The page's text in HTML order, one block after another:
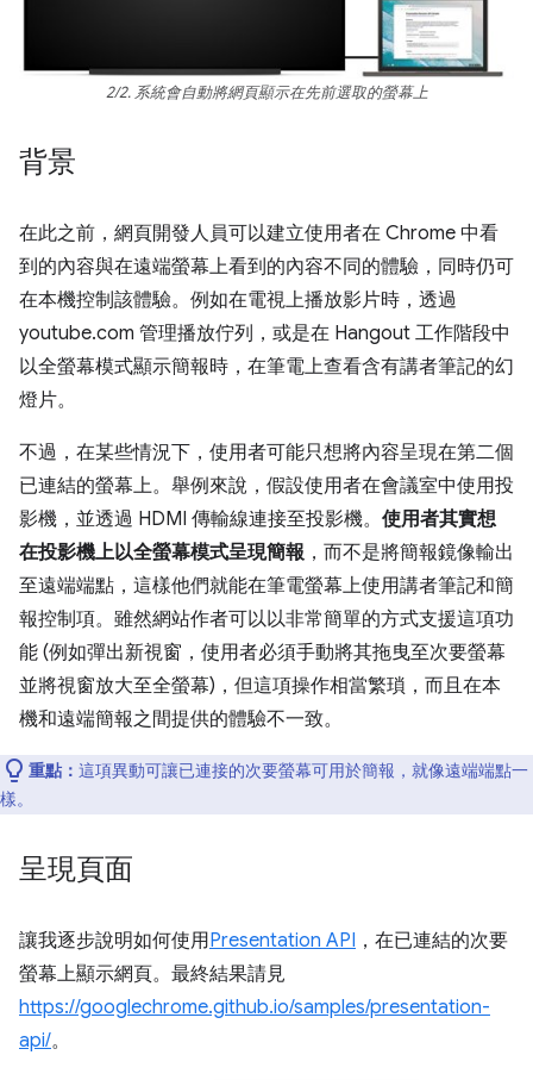
2/2. 系統會自動將網頁顯示在先前選取的螢幕上
背景
在此之前，網頁開發人員可以建立使用者在 Chrome 中看
到的內容與在遠端螢幕上看到的內容不同的體驗，同時仍可
在本機控制該體驗。例如在電視上播放影片時，透過
youtube.com 管理播放佇列，或是在 Hangout 工作階段中
以全螢幕模式顯示簡報時，在筆電上查看含有講者筆記的幻
燈片。
不過，在某些情況下，使用者可能只想將內容呈現在第二個
已連結的螢幕上。舉例來說，假設使用者在會議室中使用投
影機，並透過 HDMI 傳輸線連接至投影機。 使用者其實想
在投影機上以全螢幕模式呈現簡報 ，而不是將簡報鏡像輸出
至遠端端點，這樣他們就能在筆電螢幕上使用講者筆記和簡
報控制項。雖然網站作者可以以非常簡單的方式支援這項功
能 (例如彈出新視窗，使用者必須手動將其拖曳至次要螢幕
並將視窗放大至全螢幕)，但這項操作相當繁瑣，而且在本
機和遠端簡報之間提供的體驗不一致。
重點： 這項異動可讓已連接的次要螢幕可用於簡報，就像遠端端點一
樣。
呈現頁面
讓我逐步說明如何使用Presentation API ，在已連結的次要
螢幕上顯示網頁。最終結果請見
https://googlechrome.github.io/samples/presentation-
api/。